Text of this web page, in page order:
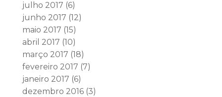
julho 2017 (6)
junho 2017 (12)
maio 2017 (15)
abril 2017 (10)
março 2017 (18)
fevereiro 2017 (7)
janeiro 2017 (6)
dezembro 2016(3)